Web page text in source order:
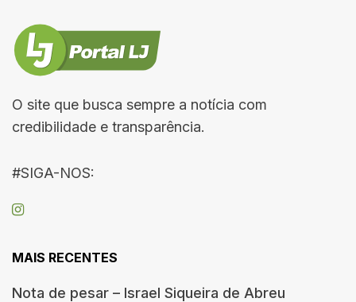
O site que busca sempre a notícia com
credibilidade e transparência.
#SIGA-NOS:
MAIS RECENTES
Nota de pesar – Israel Siqueira de Abreu